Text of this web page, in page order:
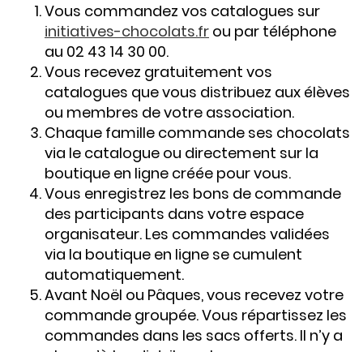
Vous commandez vos catalogues sur
initiatives-chocolats.fr ou par téléphone
au 02 43 14 30 00.
Vous recevez gratuitement vos
catalogues que vous distribuez aux élèves
ou membres de votre association.
Chaque famille commande ses chocolats
via le catalogue ou directement sur la
boutique en ligne créée pour vous.
Vous enregistrez les bons de commande
des participants dans votre espace
organisateur. Les commandes validées
via la boutique en ligne se cumulent
automatiquement.
Avant Noël ou Pâques, vous recevez votre
commande groupée. Vous répartissez les
commandes dans les sacs offerts. Il n’y a